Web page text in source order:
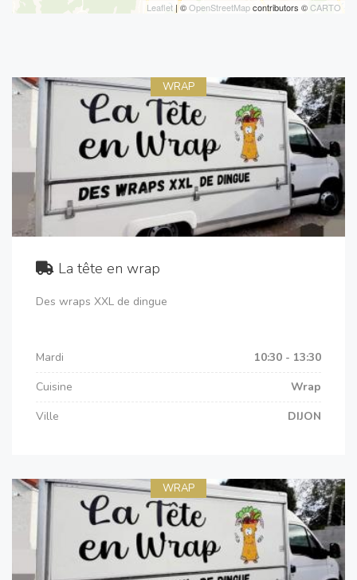
Leaflet| ©OpenStreetMapcontributors ©CARTO
WRAP
La tête en wrap
Des wraps XXL de dingue
Mardi
10:30 - 13:30
Cuisine
Wrap
Ville
DIJON
WRAP